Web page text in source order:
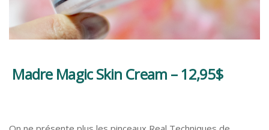
Madre Magic Skin Cream – 12,95$